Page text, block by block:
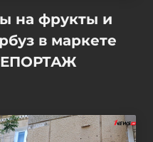
на фрукты и
в маркете